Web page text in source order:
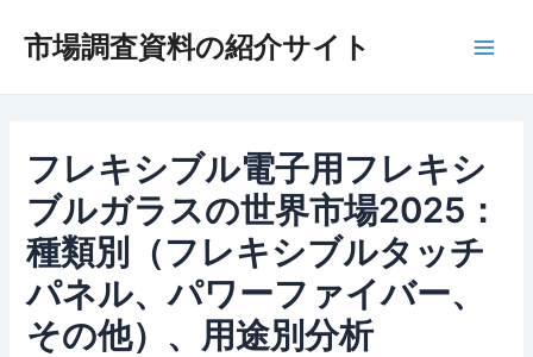
市場調査資料の紹介サイト
フレキシブル電子用フレキシ
ブルガラスの世界市場2025：
種類別（フレキシブルタッチ
パネル、パワーファイバー、
その他）、用途別分析